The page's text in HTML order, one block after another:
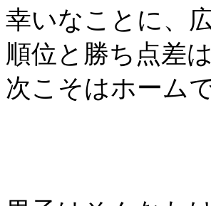
幸いなことに、
順位と勝ち点差
次こそはホーム